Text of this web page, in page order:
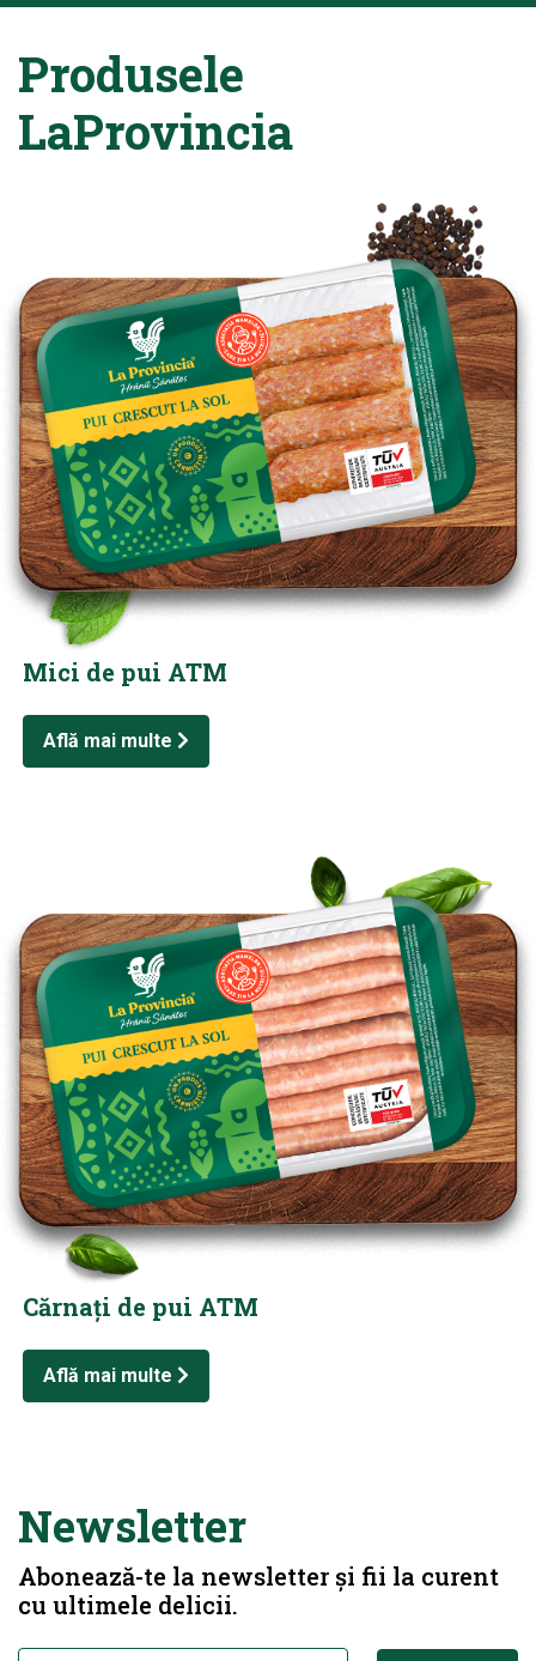
Produsele
LaProvincia
Mici de pui ATM
Află mai multe
Cărnați de pui ATM
Află mai multe
Newsletter
Abonează-te la newsletter și fii la curent
cu ultimele delicii.